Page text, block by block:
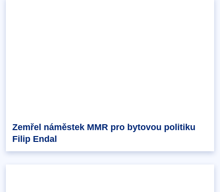
Zemřel náměstek MMR pro bytovou politiku
Filip Endal